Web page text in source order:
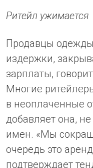
Ритейл ужимается
Продавцы
издержки,
зарплаты,
Многие
в неоплаченные
добавляет она,
имен. «Мы
очередь это
подтверждает